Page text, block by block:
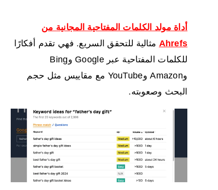
أداة مولد الكلمات المفتاحية المجانية من
Ahrefs مثالية للتحقق السريع. فهي تقدم أفكارًا
للكلمات المفتاحية عبر Google وBing
وAmazon وYouTube مع مقاييس مثل حجم
البحث وصعوبته.